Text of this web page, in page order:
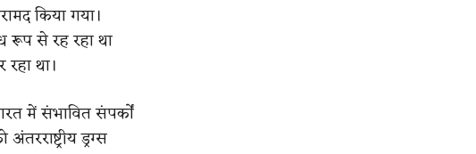
किया गया।
रूप से रह रहा था
था।
में संभावित संपर्कों
ड्रग्स